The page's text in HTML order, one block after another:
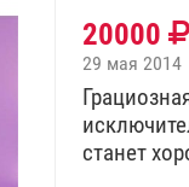
20000
29 мая 2014
станет